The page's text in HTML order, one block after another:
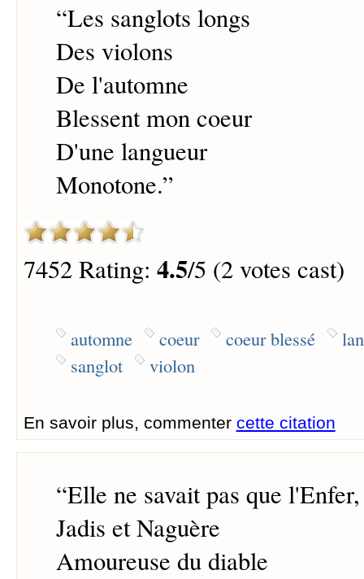
“Les sanglots longs
Des violons
De l'automne
Blessent mon coeur
D'une langueur
Monotone.”
7452 Rating: 4.5/5 (2 votes cast)
automne coeur coeur blessé
sanglot
violon
En savoir plus, commenter cette citation
“Elle ne savait pas que
Jadis et Naguère
Amoureuse du diable